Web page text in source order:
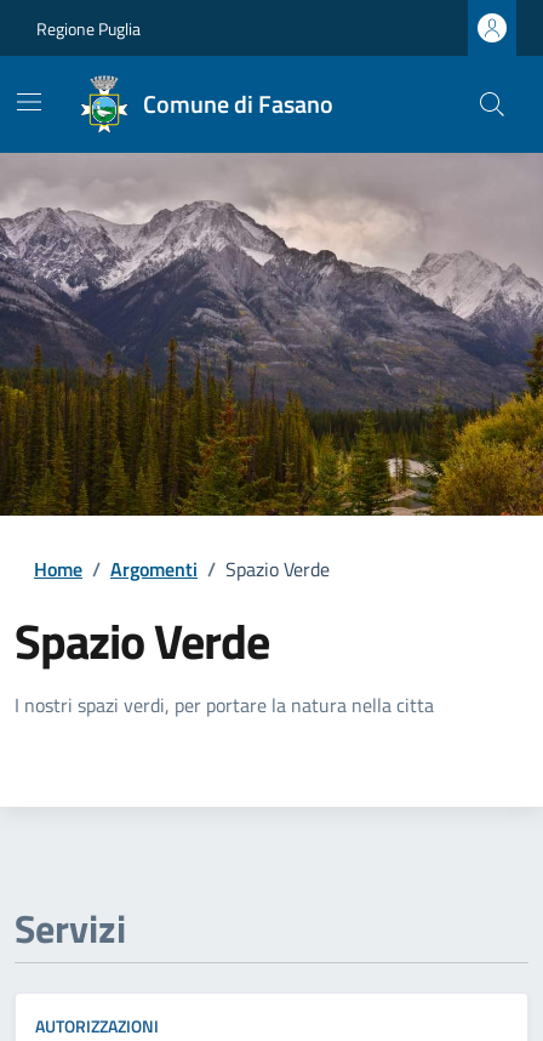
Regione Puglia
Comune di Fasano
Home / Argomenti / Spazio Verde
Spazio Verde
Dettagli della notizia
I nostri spazi verdi, per portare la natura nella citta
Servizi
AUTORIZZAZIONI